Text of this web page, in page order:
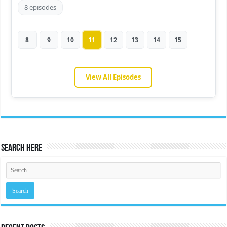
8 episodes
8 9 10 11 12 13 14 15
View All Episodes
Search Here